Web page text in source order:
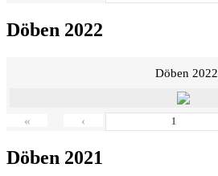
Döben 2022
Döben 2022
« ‹
Döben 2021